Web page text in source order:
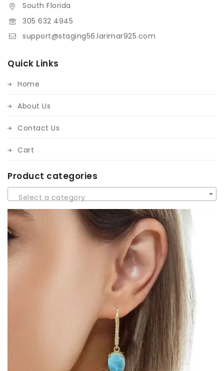
South Florida
305 632 4945
support@staging56.larimar925.com
Quick Links
Home
About Us
Contact Us
Cart
Product categories
Select a category